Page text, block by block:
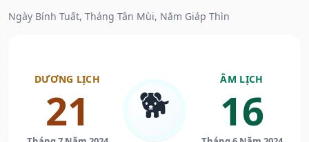
Ngày Bính Tuất, Tháng Tân Mùi, Năm Giáp Thìn
DƯƠNG LỊCH
21 🐕
ÂM LỊCH
16